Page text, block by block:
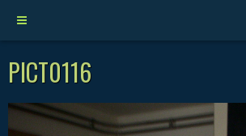
PICT0116